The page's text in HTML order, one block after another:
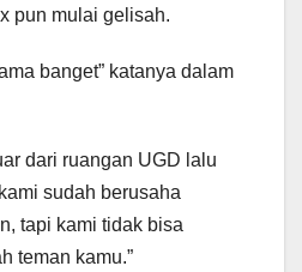
pun mulai gelisah.
banget” katanya dalam
dari ruangan UGD lalu
sudah berusaha
tapi kami tidak bisa
teman kamu.”